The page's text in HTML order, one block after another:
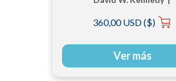
John Wormald |
360,00 USD ($)
Ver más